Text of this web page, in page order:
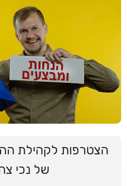
הצטרפות לקהילת
של נכי